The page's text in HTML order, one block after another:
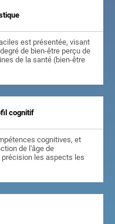
est présentée, visant
de bien-être perçu de
de la santé (bien-être
cognitif
cognitives, et
de l'âge de
précision les aspects les